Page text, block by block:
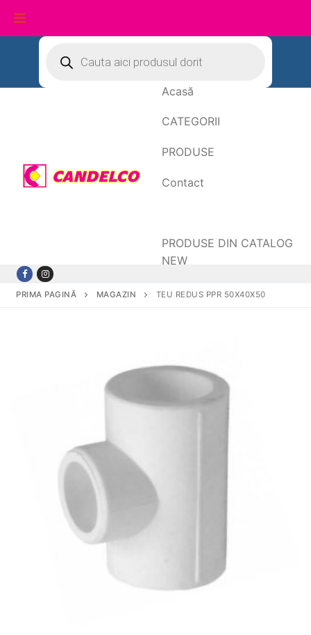
conținut
search
Acasă
CATEGORII
PRODUSE
Contact
PRODUSE DIN CATALOG
NEW
PRIMA PAGINĂ MAGAZIN TEU REDUS PPR 50X40X50